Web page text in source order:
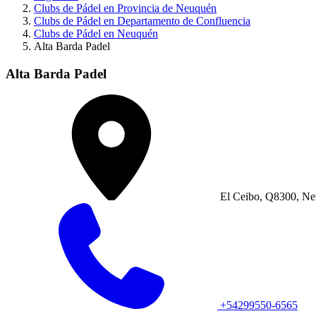
Clubs de Pádel en Provincia de Neuquén
Clubs de Pádel en Departamento de Confluencia
Clubs de Pádel en Neuquén
Alta Barda Padel
Alta Barda Padel
El Ceibo, Q8300,
+54299550-6565